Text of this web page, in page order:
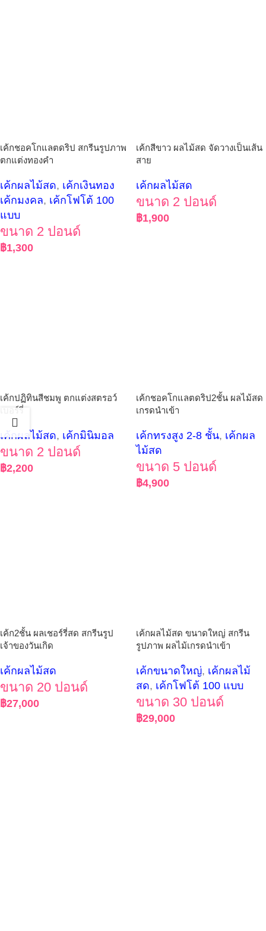
เค้กชอคโกแลตดริป สกรีนรูปภาพ
ตกแต่งทองคำ
เค้กผลไม้สด, เค้กเงินทอง
เค้กมงคล, เค้กโฟโต้ 100
แบบ
ขนาด 2 ปอนด์
฿1,300
เค้กสีขาว ผลไม้สด จัดวางเป็นเส้น
สาย
เค้กผลไม้สด
ขนาด 2 ปอนด์
฿1,900
เค้กปฏิทินสีชมพู ตกแต่งสตรอว์
เบอร์รี่
เค้กผลไม้สด, เค้กมินิมอล
ขนาด 2 ปอนด์
฿2,200
เค้กชอคโกแลตดริป2ชั้น ผลไม้สด
เกรดนำเข้า
เค้กทรงสูง 2-8 ชั้น, เค้กผล
ไม้สด
ขนาด 5 ปอนด์
฿4,900
เค้ก2ชั้น ผลเชอร์รี่สด สกรีนรูป
เจ้าของวันเกิด
เค้กผลไม้สด
ขนาด 20 ปอนด์
฿27,000
เค้กผลไม้สด ขนาดใหญ่ สกรีน
รูปภาพ ผลไม้เกรดนำเข้า
เค้กขนาดใหญ่, เค้กผลไม้
สด, เค้กโฟโต้ 100 แบบ
ขนาด 30 ปอนด์
฿29,000